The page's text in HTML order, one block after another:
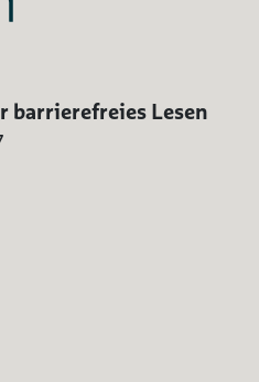
barrierefreies Lesen